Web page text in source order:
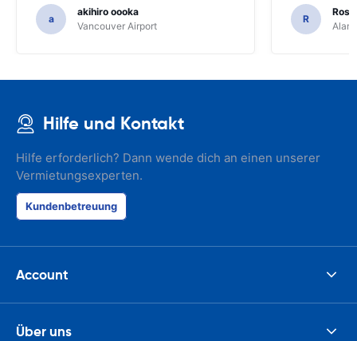
a
akihiro oooka
Vancouver Airport
R
Hilfe und Kontakt
Hilfe erforderlich? Dann wende dich an einen unserer
Vermietungsexperten.
Kundenbetreuung
Account
Über uns